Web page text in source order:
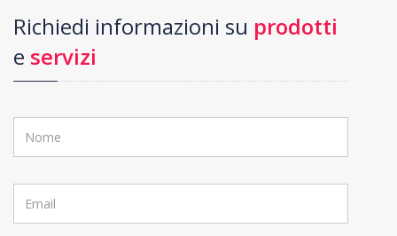
Richiedi informazioni su prodotti
e servizi